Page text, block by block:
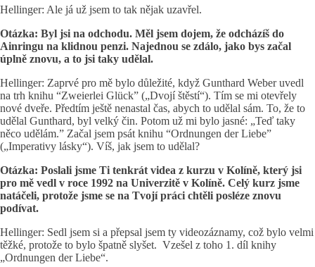
Hellinger: Ale já už jsem to tak nějak uzavřel.
Otázka: Byl jsi na odchodu. Měl jsem dojem, že odcházíš do
Ainringu na klidnou penzi. Najednou se zdálo, jako bys začal
úplně znovu, a to jsi taky udělal.
Hellinger: Zaprvé pro mě bylo důležité, když Gunthard Weber uvedl
na trh knihu “Zweierlei Glück” („Dvojí štěstí“). Tím se mi otevřely
nové dveře. Předtím ještě nenastal čas, abych to udělal sám. To, že to
udělal Gunthard, byl velký čin. Potom už mi bylo jasné: „Teď taky
něco udělám.” Začal jsem psát knihu “Ordnungen der Liebe”
(„Imperativy lásky“). Víš, jak jsem to udělal?
Otázka: Poslali jsme Ti tenkrát videa z kurzu v Kolíně, který jsi
pro mě vedl v roce 1992 na Univerzitě v Kolíně. Celý kurz jsme
natáčeli, protože jsme se na Tvojí práci chtěli posléze znovu
podívat.
Hellinger: Sedl jsem si a přepsal jsem ty videozáznamy, což bylo velmi
těžké, protože to bylo špatně slyšet. Vzešel z toho 1. díl knihy
„Ordnungen der Liebe“.